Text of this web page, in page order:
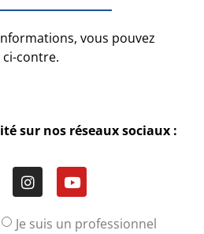
vous pouvez
contre.
sur nos réseaux sociaux :
Je suis un professionnel